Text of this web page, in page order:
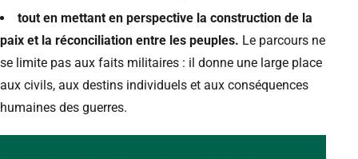
tout en mettant en perspective la construction de la
paix et la réconciliation entre les peuples. Le parcours ne
se limite pas aux faits militaires : il donne une large place
aux civils, aux destins individuels et aux conséquences
humaines des guerres.